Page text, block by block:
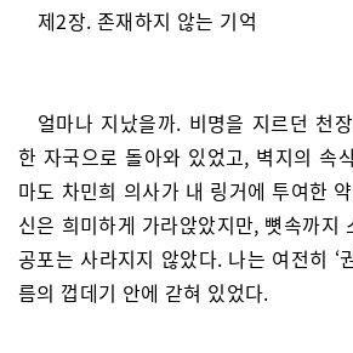
제2장. 존재하지 않는 기억
얼마나 지났을까. 비명을 지르던 천
한 자국으로 돌아와 있었고, 벽지의 속
마도 차민희 의사가 내 링거에 투여한
신은 희미하게 가라앉았지만, 뼛속까지
공포는 사라지지 않았다. 나는 여전히 ‘
름의 껍데기 안에 갇혀 있었다.